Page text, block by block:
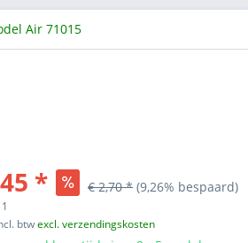
Air 71015
* € 2,70 * (9,26% bespaard)
1
btwexcl. verzendingskosten